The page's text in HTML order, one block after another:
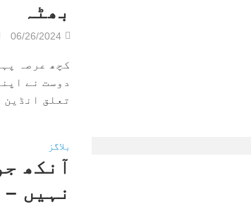
بھٹہ
06/26/2024
کچھ عرصہ
دوست نے
تعلق انڈین
بلاگز
آنکھ
نہیں